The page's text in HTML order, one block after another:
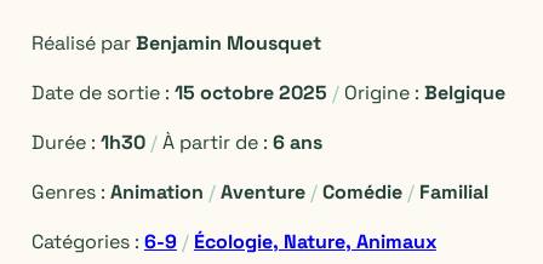
Réalisé parBenjamin Mousquet
Date de sortie : 15 octobre 2025 /Origine : Belgique
Durée : 1h30 /À partir de : 6 ans
Genres : Animation /Aventure /Comédie / Familial
Catégories : 6-9 / Écologie, Nature, Animaux